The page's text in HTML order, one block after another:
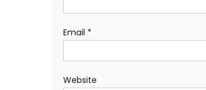
Email *
Website